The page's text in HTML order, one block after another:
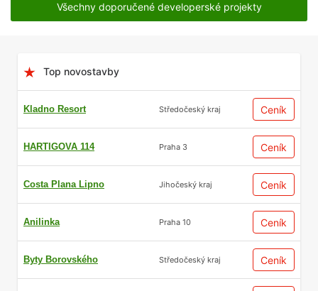
Všechny doporučené developerské projekty
Top novostavby
Kladno Resort Středočeský kraj Ceník
HARTIGOVA 114 Praha 3 Ceník
Costa Plana Lipno Jihočeský kraj Ceník
Anilinka Praha 10 Ceník
Byty Borovského Středočeský kraj Ceník